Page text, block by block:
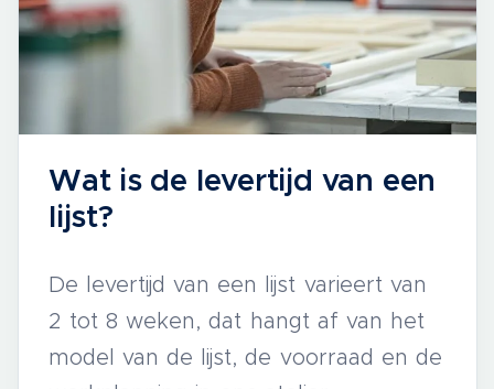
Wat is de levertijd van een
lijst?
De levertijd van een lijst varieert van
2 tot 8 weken, dat hangt af van het
model van de lijst, de voorraad en de